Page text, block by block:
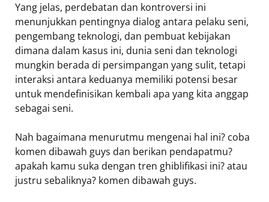
Yang jelas, perdebatan dan kontroversi ini
menunjukkan pentingnya dialog antara pelaku seni,
pengembang teknologi, dan pembuat kebijakan
dimana dalam kasus ini, dunia seni dan teknologi
mungkin berada di persimpangan yang sulit, tetapi
interaksi antara keduanya memiliki potensi besar
untuk mendefinisikan kembali apa yang kita anggap
sebagai seni.
Nah bagaimana menurutmu mengenai hal ini? coba
komen dibawah guys dan berikan pendapatmu?
apakah kamu suka dengan tren ghiblifikasi ini? atau
justru sebaliknya? komen dibawah guys.